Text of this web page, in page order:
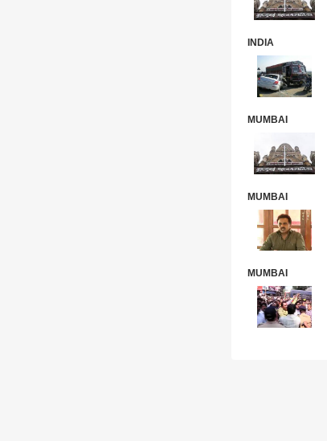
INDIA
MUMBAI
MUMBAI
MUMBAI